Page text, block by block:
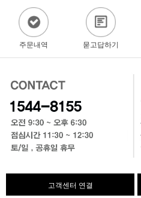
주문내역 묻고답하기
고객센터 연결